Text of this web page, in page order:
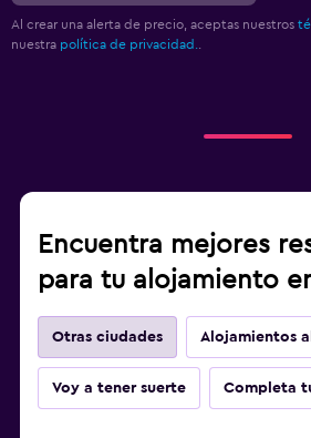
Al crear una alerta de precio, aceptas nuestros
nuestra política de privacidad.
Encuentra mejores
para tu alojamiento
Otras ciudades Alojamientos
Voy a tener suerte Completa